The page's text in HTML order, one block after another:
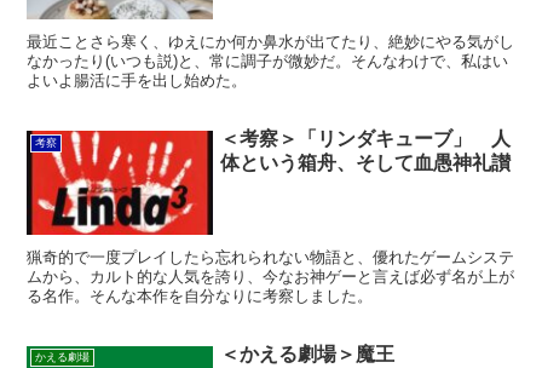
最近ことさら寒く、ゆえにか何か鼻水が出てたり、絶妙にやる気がし
なかったり(いつも説)と、常に調子が微妙だ。そんなわけで、私はい
よいよ腸活に手を出し始めた。
考察
＜考察＞「リンダキューブ」 人
体という箱舟、そして血愚神礼讃
猟奇的で一度プレイしたら忘れられない物語と、優れたゲームシステ
ムから、カルト的な人気を誇り、今なお神ゲーと言えば必ず名が上が
る名作。そんな本作を自分なりに考察しました。
かえる劇場 ＜かえる劇場＞魔王